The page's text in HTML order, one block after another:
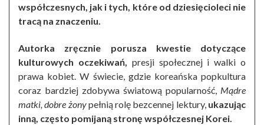
współczesnych, jak i tych, które od dziesięcioleci nie
tracą na znaczeniu.
Autorka zręcznie porusza kwestie dotyczące
kulturowych oczekiwań,
presji społecznej i walki o
prawa kobiet. W świecie, gdzie koreańska popkultura
coraz bardziej zdobywa światową popularność, Mądre
matki, dobre żonypełnią rolę bezcennej lektury, ukazując
inną, często pomijaną stronę współczesnej Korei.